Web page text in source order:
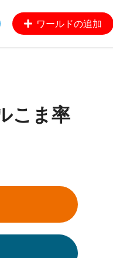
ワールドの追加
こま率